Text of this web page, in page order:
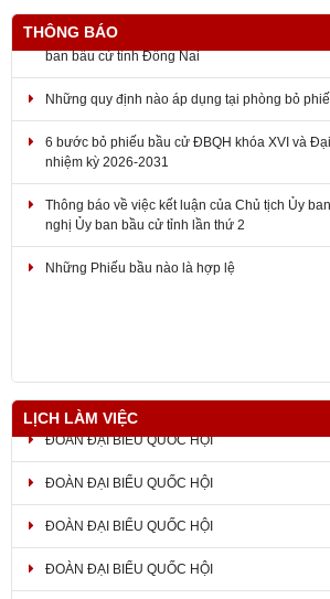
THÔNG BÁO
nhiệm kỳ 2026-2031
nghị Ủy ban bầu cử tỉnh lần thứ 2
LỊCH LÀM VIỆC